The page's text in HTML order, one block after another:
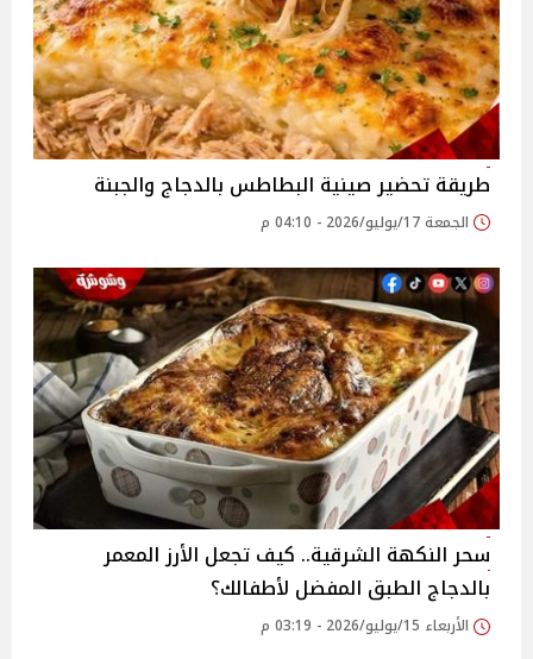
طريقة تحضير صينية البطاطس بالدجاج والجبنة
الجمعة 17/يوليو/2026 - 04:10 م
سحر النكهة الشرقية.. كيف تجعل الأرز المعمر
بالدجاج الطبق المفضل لأطفالك؟
الأربعاء 15/يوليو/2026 - 03:19 م